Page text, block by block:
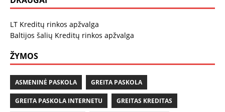
LT Kreditų rinkos apžvalga
Baltijos šalių Kreditų rinkos apžvalga
ŽYMOS
ASMENINĖ PASKOLA GREITA PASKOLA
GREITA PASKOLA INTERNETU GREITAS KREDITAS